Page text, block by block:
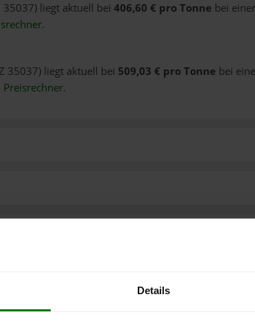
Details
liegt aktuell bei 406,60 € pro Tonne bei
.
35037) liegt aktuell bei 509,03 € pro Tonne bei
Preisrechner.